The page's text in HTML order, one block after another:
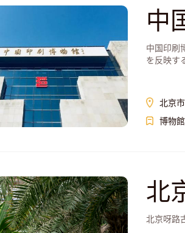
中
中国印刷
を反映す
北京
博物
北
北京呀路